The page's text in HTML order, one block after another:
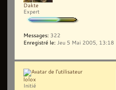
Dakte
Expert
Messages: 322
Enregistré le: Jeu 5 Mai 2005, 13:18
lolox
Initié